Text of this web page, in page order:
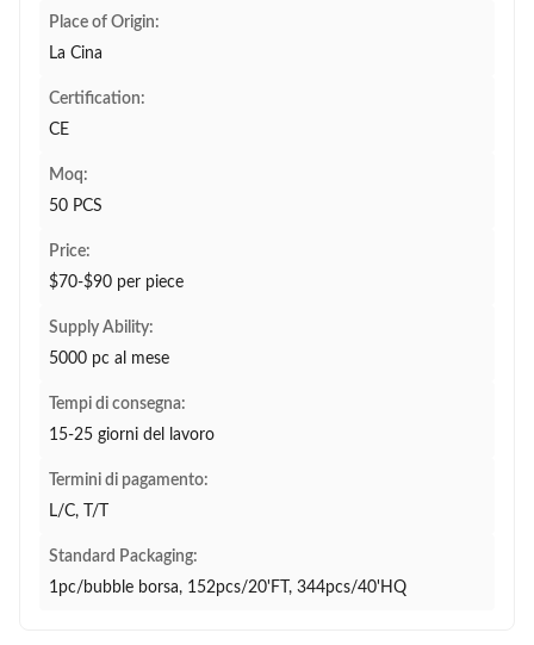
Place of Origin:
La Cina
Certification:
CE
Moq:
50 PCS
Price:
$70-$90 per piece
Supply Ability:
5000 pc al mese
Tempi di consegna:
15-25 giorni del lavoro
Termini di pagamento:
L/C, T/T
Standard Packaging:
1pc/bubble borsa, 152pcs/20'FT, 344pcs/40'HQ